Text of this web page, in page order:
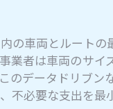
の車両とルート
業者は車両のサ
のデータドリブ
不必要な支出を最